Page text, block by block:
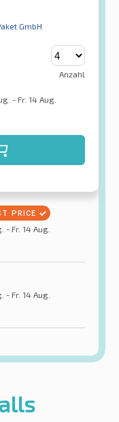
GmbH
Anzahl
- Fr. 14 Aug.
- Fr. 14 Aug.
- Fr. 14 Aug.